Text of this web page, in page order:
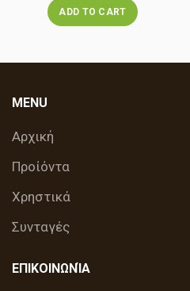
ADD TO CART
MENU
Αρχική
Προίόντα
Χρηστικά
Συνταγές
ΕΠΙΚΟΙΝΩΝΊΑ